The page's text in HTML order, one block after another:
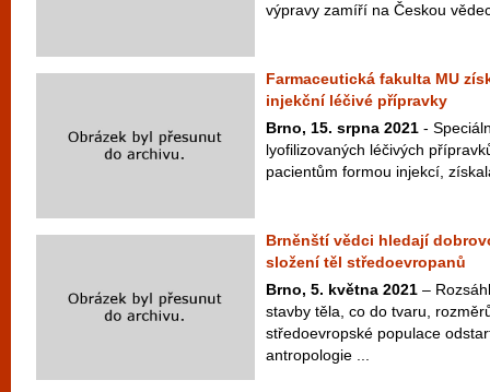
výpravy zamíří na Českou
Farmaceutická fakulta MU
injekční léčivé přípravky
Brno, 15. srpna 2021 -
lyofilizovaných léčivých
pacientům formou injekcí,
Brněnští vědci hledají
složení těl středoevropanů
Brno, 5. května 2021 –
stavby těla, co do tvaru,
středoevropské populace
antropologie ...